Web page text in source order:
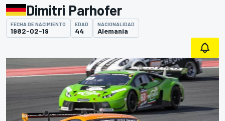
Dimitri Parhofer
FECHA DE NACIMIENTO
1982-02-19
EDAD
44
NACIONALIDAD
Alemania